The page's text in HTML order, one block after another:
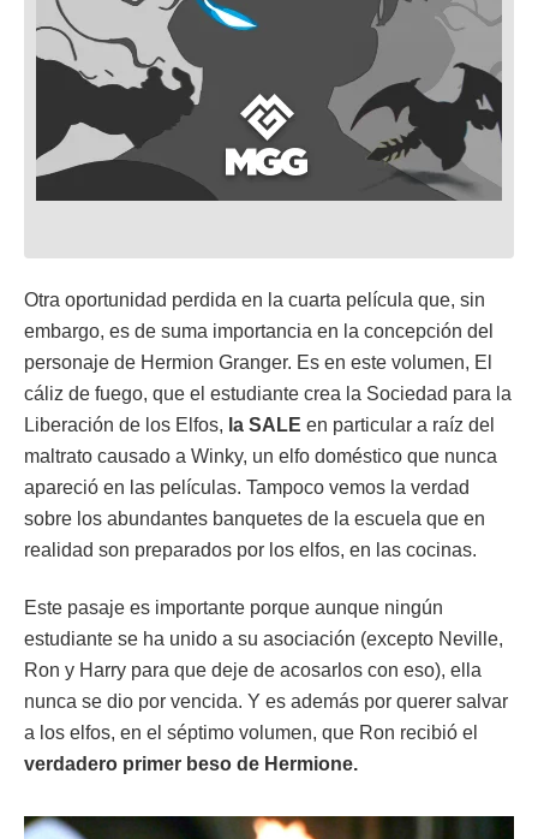
Otra oportunidad perdida en la cuarta película que, sin
embargo, es de suma importancia en la concepción del
personaje de Hermion Granger. Es en este volumen, El
cáliz de fuego, que el estudiante crea la Sociedad para la
Liberación de los Elfos, la SALE en particular a raíz del
maltrato causado a Winky, un elfo doméstico que nunca
apareció en las películas. Tampoco vemos la verdad
sobre los abundantes banquetes de la escuela que en
realidad son preparados por los elfos, en las cocinas.
Este pasaje es importante porque aunque ningún
estudiante se ha unido a su asociación (excepto Neville,
Ron y Harry para que deje de acosarlos con eso), ella
nunca se dio por vencida. Y es además por querer salvar
a los elfos, en el séptimo volumen, que Ron recibió el
verdadero primer beso de Hermione.